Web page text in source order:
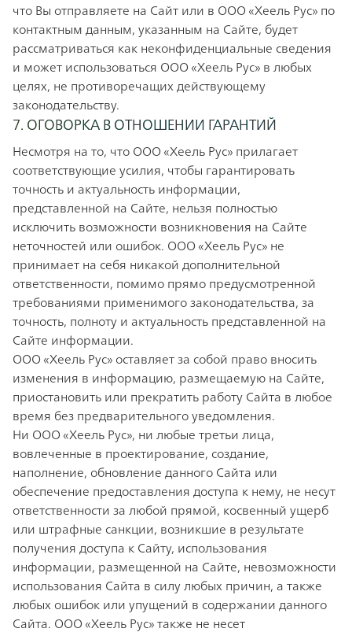
что Вы отправляете на Сайт или в ООО «Хеель Рус» по
контактным данным, указанным на Сайте, будет
рассматриваться как неконфиденциальные сведения
и может использоваться ООО «Хеель Рус» в любых
целях, не противоречащих действующему
законодательству.
7. ОГОВОРКА В ОТНОШЕНИИ ГАРАНТИЙ
Несмотря на то, что ООО «Хеель Рус» прилагает
соответствующие усилия, чтобы гарантировать
точность и актуальность информации,
представленной на Сайте, нельзя полностью
исключить возможности возникновения на Сайте
неточностей или ошибок. ООО «Хеель Рус» не
принимает на себя никакой дополнительной
ответственности, помимо прямо предусмотренной
требованиями применимого законодательства, за
точность, полноту и актуальность представленной на
Сайте информации.
ООО «Хеель Рус» оставляет за собой право вносить
изменения в информацию, размещаемую на Сайте,
приостановить или прекратить работу Сайта в любое
время без предварительного уведомления.
Ни ООО «Хеель Рус», ни любые третьи лица,
вовлеченные в проектирование, создание,
наполнение, обновление данного Сайта или
обеспечение предоставления доступа к нему, не несут
ответственности за любой прямой, косвенный ущерб
или штрафные санкции, возникшие в результате
получения доступа к Сайту, использования
информации, размещенной на Сайте, невозможности
использования Сайта в силу любых причин, а также
любых ошибок или упущений в содержании данного
Сайта. ООО «Хеель Рус» также не несет